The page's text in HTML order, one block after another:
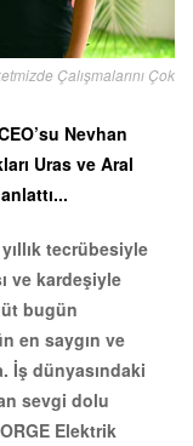
Çalışmalarını Çok
Nevhan
Uras ve Aral
tecrübesiyle
ve kardeşiyle
bugün
en saygın ve
İş dünyasındaki
sevgi dolu
Elektrik